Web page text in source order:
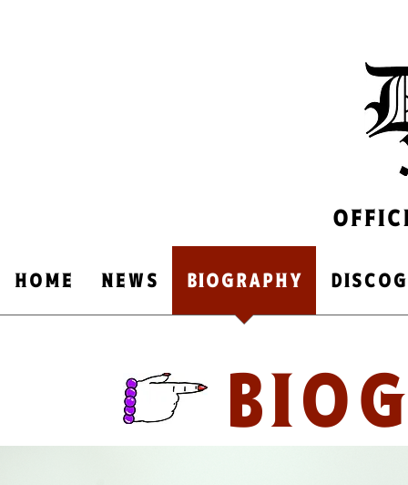
HOME NEWS ​BIOGRAPHY